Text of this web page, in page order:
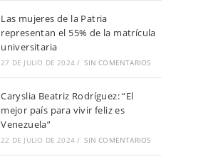
Las mujeres de la Patria
representan el 55% de la matrícula
universitaria
27 DE JULIO DE 2024 / SIN COMENTARIOS
Caryslia Beatriz Rodríguez: “El
mejor país para vivir feliz es
Venezuela”
22 DE JULIO DE 2024 / SIN COMENTARIOS